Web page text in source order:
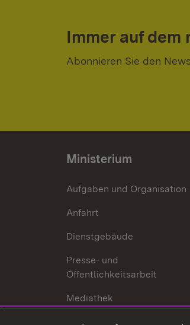
Immer auf dem
Abonnieren Sie den
Ministerium
Aufgaben und Organisation
Anfahrt
Dienstgebäude
Presse- und
Öffentlichkeitsarbeit
Mediathek
Publikationen